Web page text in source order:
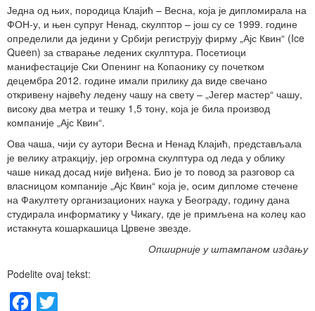
Једна од њих, породица Клајић – Весна, која је дипломирала на
ФОН-у, и њен супруг Ненад, скулптор – још су се 1999. године
определили да једини у Србији региструју фирму „Ајс Квин“ (Ice
Queen) за стварање ледених скулптура. Посетиоци
манифестације Ски Опенинг на Копаонику су почетком
децембра 2012. године имали прилику да виде свечано
откривену највећу ледену чашу на свету – „Јегер мастер“ чашу,
високу два метра и тешку 1,5 тону, која је била производ
компаније „Ајс Квин“.
Ова чаша, чији су аутори Весна и Ненад Клајић, представљала
је велику атракцију, јер огромна скулптура од леда у облику
чаше никад досад није виђена. Био је то повод за разговор са
власницом компаније „Ајс Квин“ која је, осим дипломе стечене
на Факултету организационих наука у Београду, годину дана
студирала информатику у Чикагу, где је примљена на колеџ као
истакнута кошаркашица Црвене звезде.
Опширније у штампаном издању
Podelite ovaj tekst:
Facebook